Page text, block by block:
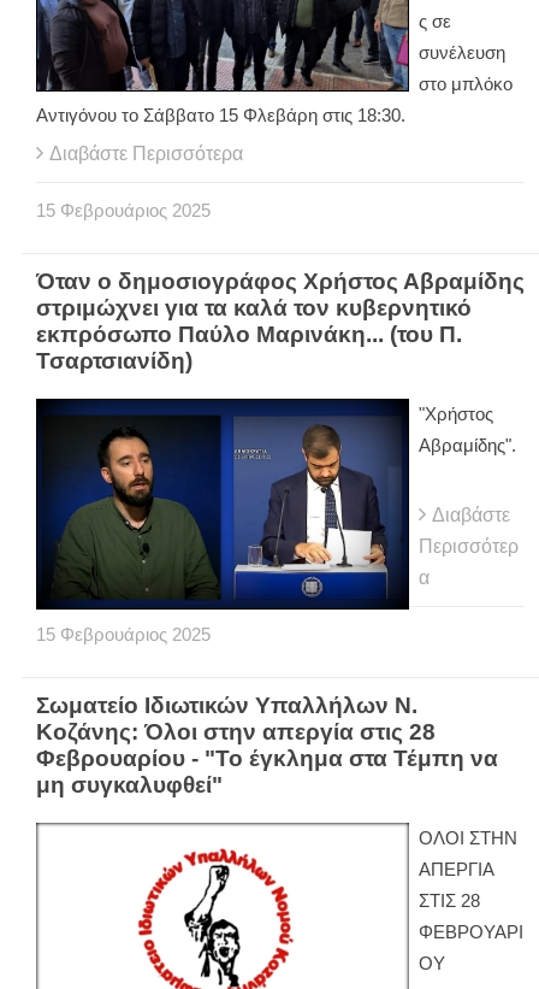
ς σε
συνέλευση
στο μπλόκο
Αντιγόνου το Σάββατο 15 Φλεβάρη στις 18:30.
Διαβάστε Περισσότερα
15 Φεβρουάριος 2025
Όταν ο δημοσιογράφος Χρήστος Αβραμίδης
στριμώχνει για τα καλά τον κυβερνητικό
εκπρόσωπο Παύλο Μαρινάκη... (του Π.
Τσαρτσιανίδη)
"Χρήστος
Αβραμίδης".
Διαβάστε
Περισσότερ
α
15 Φεβρουάριος 2025
Σωματείο Ιδιωτικών Υπαλλήλων Ν.
Κοζάνης: Όλοι στην απεργία στις 28
Φεβρουαρίου - "Το έγκλημα στα Τέμπη να
μη συγκαλυφθεί"
ΟΛΟΙ ΣΤΗΝ
ΑΠΕΡΓΙΑ
ΣΤΙΣ 28
ΦΕΒΡΟΥΑΡΙ
ΟΥ